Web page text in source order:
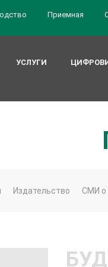
Приемная
УСЛУГИ
Издательство СМИ о